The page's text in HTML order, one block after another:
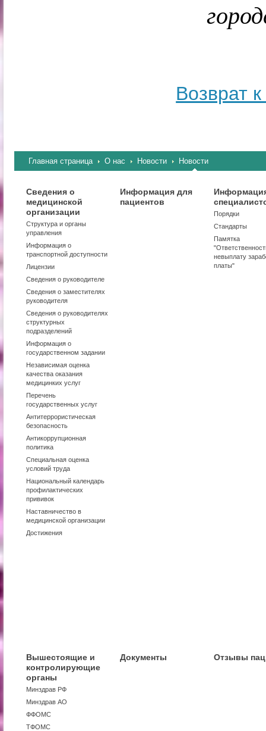
Возврат к
Главная страница О нас Новости Новости
Сведения о
медицинской
организации
Структура и органы
управления
Информация о
транспортной доступности
Лицензии
Сведения о руководителе
Сведения о заместителях
руководителя
Сведения о руководителях
структурных
подразделений
Информация о
государственном задании
Независимая оценка
качества оказания
медицинких услуг
Перечень
государственных услуг
Антитеррористическая
безопасность
Антикоррупционная
политика
Специальная оценка
условий труда
Национальный календарь
профилактических
прививок
Наставничество в
медицинской организации
Достижения
Информация для
пациентов
Порядки
Стандарты
Памятка
невыплату
платы"
Вышестоящие и
контролирующие
органы
Минздрав РФ
Минздрав АО
ФФОМС
ТФОМС
Документы Отзывы